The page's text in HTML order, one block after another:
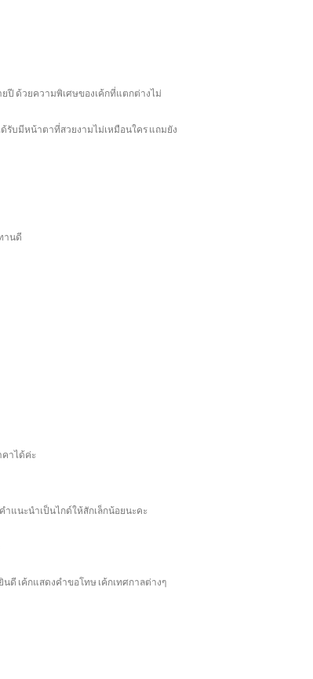
ปี ด้วยความพิเศษของเค้กที่แตกต่างไม่
รับมีหน้าตาที่สวยงามไม่เหมือนใคร แถมยัง
านดี
คาได้ค่ะ
ำแนะนำเป็นไกด์ให้สักเล็กน้อยนะคะ
นดี เค้กแสดงคำขอโทษ เค้กเทศกาลต่างๆ